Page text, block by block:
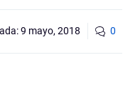
9 mayo, 2018 0